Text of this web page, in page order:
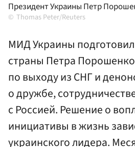
Президент Украины Петр
Thomas Peter/Reuters
МИД Украины
страны Петра
по выходу из СНГ и
о дружбе,
с Россией. Решение о
инициативы в жизнь
украинского лидера.